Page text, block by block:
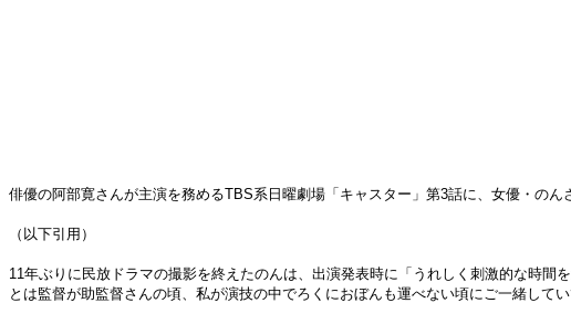
俳優の阿部寛さんが主演を務めるTBS系日曜劇場「キャスター」第3話に、女優・の
（以下引用）
11年ぶりに民放ドラマの撮影を終えたのんは、出演発表時に「うれしく刺激的な時
とは監督が助監督さんの頃、私が演技の中でろくにおぼんも運べない頃にご一緒して